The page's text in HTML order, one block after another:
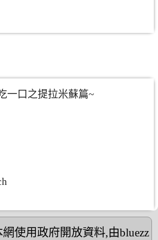
一口之提拉米蘇篇~
使用政府開放資料,由bluezz